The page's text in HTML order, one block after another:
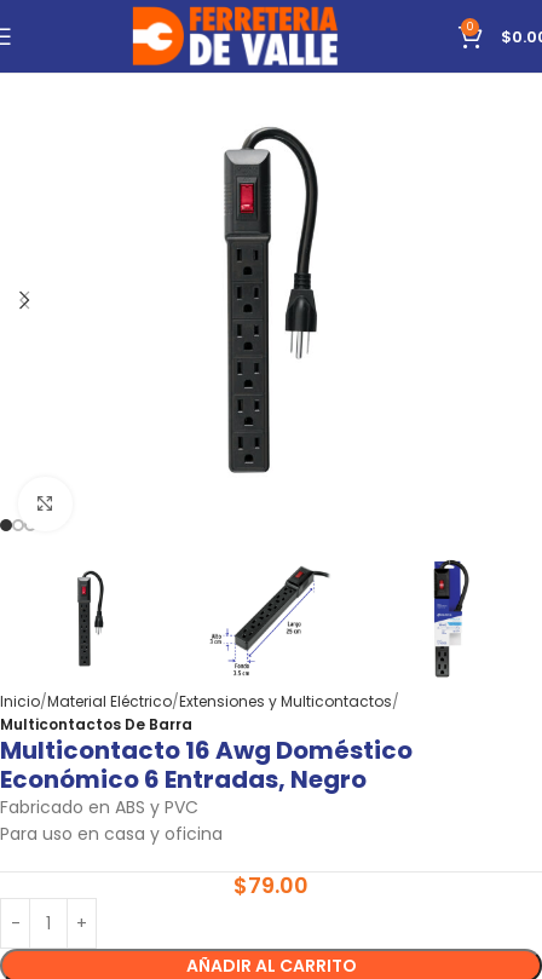
0 $
Inicio Material Eléctrico Extensiones y Multicontactos
Multicontactos De Barra
Multicontacto 16 Awg Doméstico
Económico 6 Entradas, Negro
Fabricado en ABS y PVC
Para uso en casa y oficina
$79.00
AÑADIR AL CARRITO